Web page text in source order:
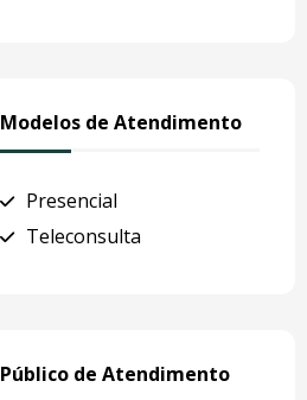
Modelos de Atendimento
Presencial
Teleconsulta
Público de Atendimento